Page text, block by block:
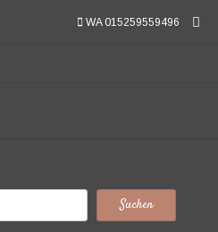
WA 015259559496
Suchen